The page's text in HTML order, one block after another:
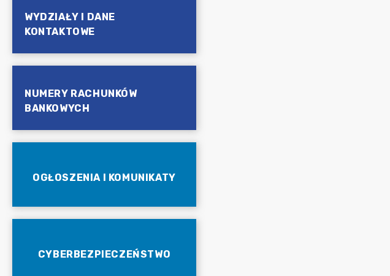
WYDZIAŁY I DANE
KONTAKTOWE
NUMERY RACHUNKÓW
BANKOWYCH
OGŁOSZENIA I KOMUNIKATY
CYBERBEZPIECZEŃSTWO